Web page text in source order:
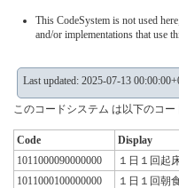
This CodeSystem is not used
and/or implementations that use
Last updated: 2025-07-13
このコードシステム は以下のコ
Code
Display
1011000090000000
１日１回起
1011000100000000
１日１回朝